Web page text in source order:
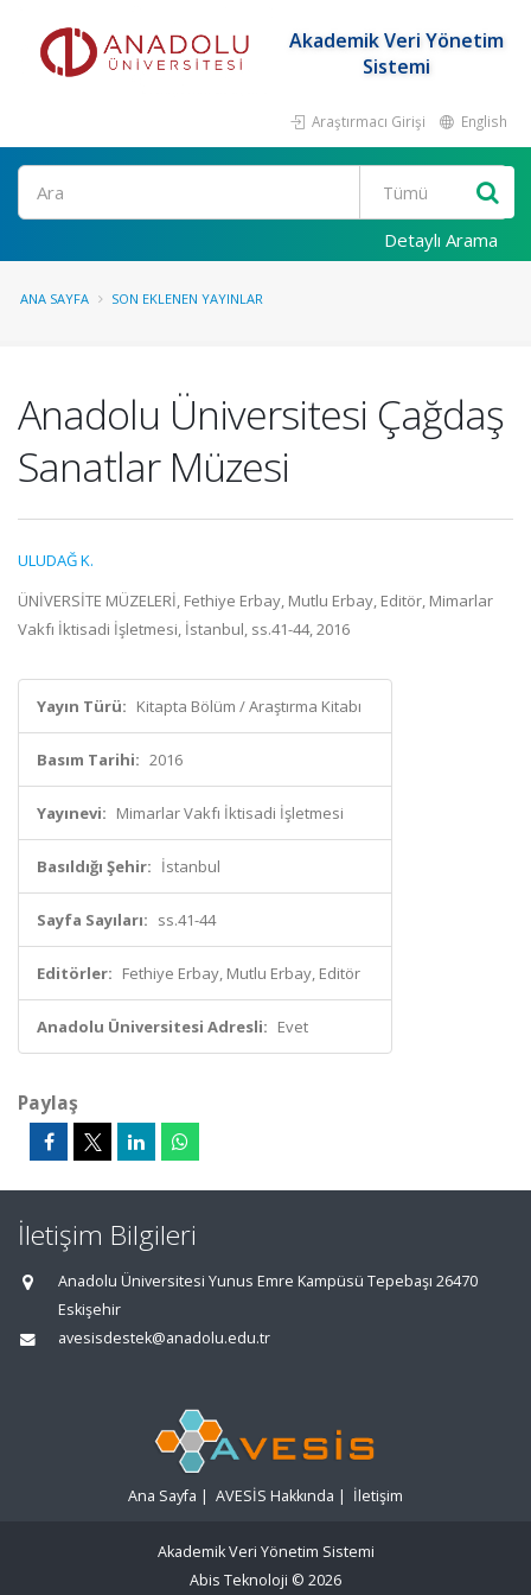
Akademik Veri Yönetim
Sistemi
Araştırmacı Girişi English
Ara
Detaylı Arama
ANA SAYFA SON EKLENEN YAYINLAR
Anadolu Üniversitesi Çağdaş
Sanatlar Müzesi
ULUDAĞ K.
ÜNİVERSİTE MÜZELERİ, Fethiye Erbay, Mutlu Erbay, Editör, Mimarlar
Vakfı İktisadi İşletmesi, İstanbul, ss.41-44, 2016
Yayın Türü: Kitapta Bölüm / Araştırma Kitabı
Basım Tarihi: 2016
Yayınevi: Mimarlar Vakfı İktisadi İşletmesi
Basıldığı Şehir: İstanbul
Sayfa Sayıları: ss.41-44
Editörler: Fethiye Erbay, Mutlu Erbay, Editör
Anadolu Üniversitesi Adresli: Evet
Paylaş
İletişim Bilgileri
Anadolu Üniversitesi Yunus Emre Kampüsü Tepebaşı 26470
Eskişehir
avesisdestek@anadolu.edu.tr
Ana Sayfa | AVESİS Hakkında | İletişim
Akademik Veri Yönetim Sistemi
Abis Teknoloji © 2026